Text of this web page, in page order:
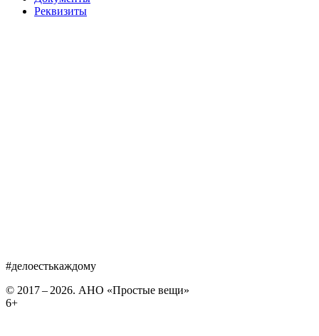
Реквизиты
#делоестькаждому
© 2017 – 2026. АНО «Простые вещи»
6+